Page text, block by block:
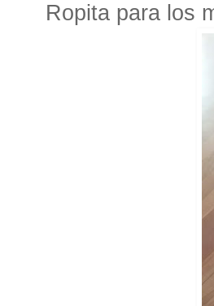
Ropita para los